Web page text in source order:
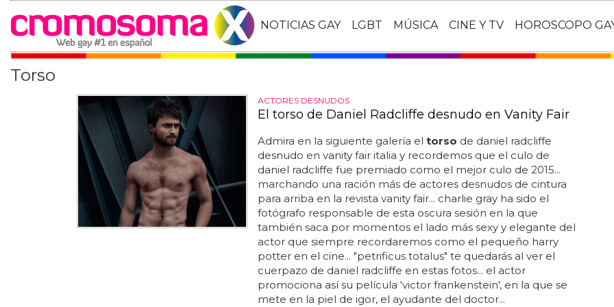
NOTICIAS GAY LGBT MÚSICA CINE Y TV HOROSCOPO
Torso
ACTORES DESNUDOS
El torso de Daniel Radcliffe desnudo en Vanity Fair
Admira en la siguiente galería el torso de daniel radcliffe
desnudo en vanity fair italia y recordemos que el culo de
daniel radcliffe fue premiado como el mejor culo de 2015...
marchando una ración más de actores desnudos de cintura
para arriba en la revista vanity fair... charlie gray ha sido el
fotógrafo responsable de esta oscura sesión en la que
también saca por momentos el lado más sexy y elegante del
actor que siempre recordaremos como el pequeño harry
potter en el cine... "petrificus totalus" te quedarás al ver el
cuerpazo de daniel radcliffe en estas fotos... el actor
promociona así su película 'victor frankenstein', en la que se
mete en la piel de igor, el ayudante del doctor...